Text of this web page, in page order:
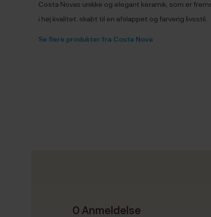
Costa Novas unikke og elegant keramik, som er
i høj kvalitet, skabt til en afslappet og farverig livsstil.
Se flere produkter fra Costa Nova
0 Anmeldelse